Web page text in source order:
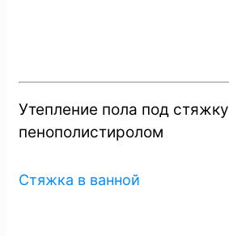
Утепление пола под стяжку
пенополистиролом
Стяжка в ванной